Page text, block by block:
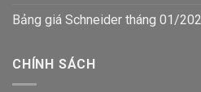
Bảng giá Schneider tháng 01/
CHÍNH SÁCH